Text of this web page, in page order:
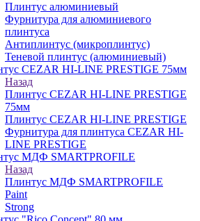
Плинтус алюминиевый
Фурнитура для алюминиевого
плинтуса
Антиплинтус (микроплинтус)
Теневой плинтус (алюминиевый)
CEZAR HI-LINE PRESTIGE 75мм
Назад
Плинтус CEZAR HI-LINE PRESTIGE
75мм
Плинтус CEZAR HI-LINE PRESTIGE
Фурнитура для плинтуса CEZAR HI-
LINE PRESTIGE
МДФ SMARTPROFILE
Назад
Плинтус МДФ SMARTPROFILE
Paint
Strong